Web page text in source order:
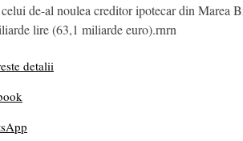
celui de-al noulea creditor ipotecar din Marea
lire (63,1 miliarde euro).rnrn
detalii